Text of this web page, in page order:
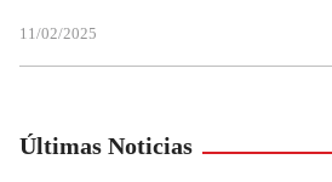
11/02/2025
Últimas Noticias